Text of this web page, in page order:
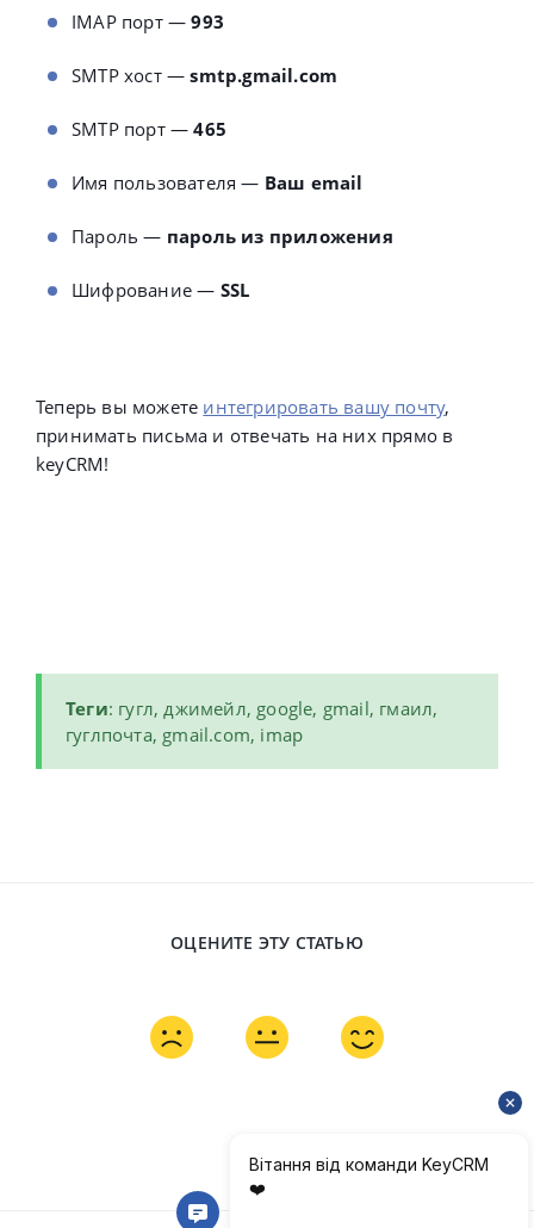
IMAP порт —993
SMTP хост —smtp.gmail.com
SMTP порт —465
Имя пользователя — Ваш email
Пароль — пароль из приложения
Шифрование — SSL
Теперь вы можете интегрировать вашу почту,
принимать письма и отвечать на них прямо в
keyCRM!
Теги: гугл, джимейл, google, gmail, гмаил,
гуглпочта, gmail.com, imap
ОЦЕНИТЕ ЭТУ СТАТЬЮ